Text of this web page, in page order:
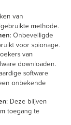
van
methode.
: Onbeveiligde
voor spionage.
van
downloaden.
software
onbekende
: Deze blijven
toegang te